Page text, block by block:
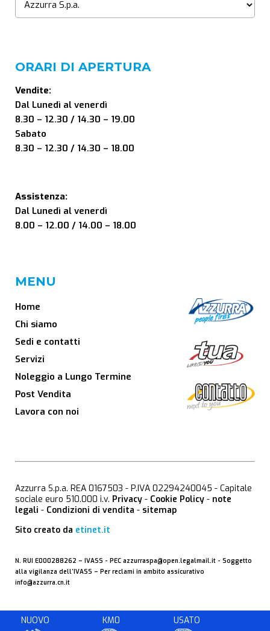
NUOVO KM0 USATO
ORARI DI APERTURA
Vendite:
Dal Lunedì al venerdì
8.30 – 12.30 / 14.30 – 19.00
Sabato
8.30 – 12.30 / 14.30 – 18.00
Assistenza:
Dal Lunedì al venerdì
8.00 – 12.00 / 14.00 – 18.00
MENU
Home
Chi siamo
Sedi e contatti
Servizi
Noleggio a Lungo Termine
Post Vendita
Lavora con noi
Azzurra S.p.a. REA 0167503 - P.IVA 02294240045 - Capitale
sociale euro 510.000 i.v. Privacy - Cookie Policy - note
legali - Condizioni di vendita - sitemap
Sito creato da etinet.it
N. RUI E000288262 – IVASS - PEC azzurraspa@open.legalmail.it - Soggetto
alla vigilanza dell’IVASS – Per reclami in ambito assicurativo
info@azzurra.cn.it